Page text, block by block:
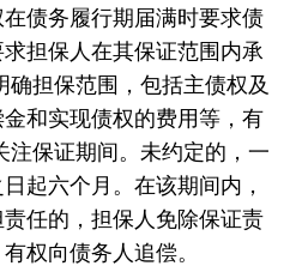
债务履行期届满时要求债
担保人在其保证范围内承
担保范围，包括主债权及
和实现债权的费用等，有
注保证期间。未约定的，一
起六个月。在该期间内，
任的，担保人免除保证责
权向债务人追偿。